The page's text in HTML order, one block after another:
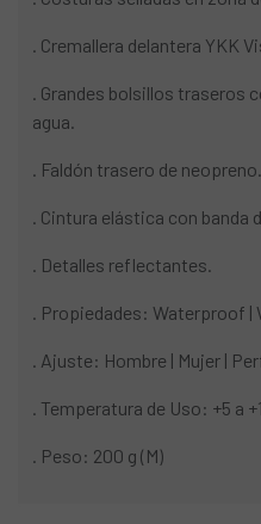
. Cremallera delantera YKK
. Grandes bolsillos traseros
agua.
. Faldón trasero de neopreno.
. Cintura elástica con banda
. Detalles reflectantes.
. Propiedades: Waterproof |
. Ajuste: Hombre | Mujer |
. Temperatura de Uso: +5 a
. Peso: 200 g (M)